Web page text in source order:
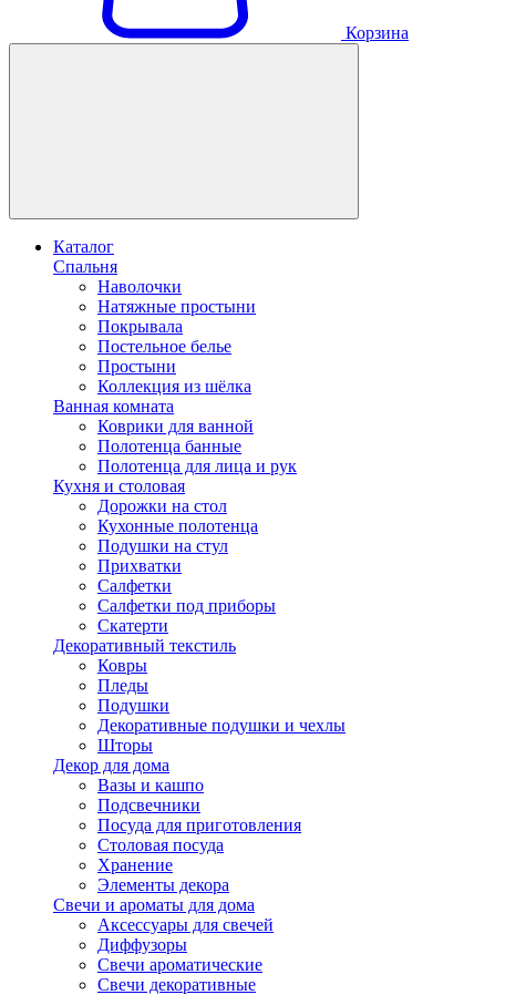
Корзина
Каталог
Спальня
Наволочки
Натяжные простыни
Покрывала
Постельное белье
Простыни
Коллекция из шёлка
Ванная комната
Коврики для ванной
Полотенца банные
Полотенца для лица и рук
Кухня и столовая
Дорожки на стол
Кухонные полотенца
Подушки на стул
Прихватки
Салфетки
Салфетки под приборы
Скатерти
Декоративный текстиль
Ковры
Пледы
Подушки
Декоративные подушки и чехлы
Шторы
Декор для дома
Вазы и кашпо
Подсвечники
Посуда для приготовления
Столовая посуда
Хранение
Элементы декора
Свечи и ароматы для дома
Аксессуары для свечей
Диффузоры
Свечи ароматические
Свечи декоративные